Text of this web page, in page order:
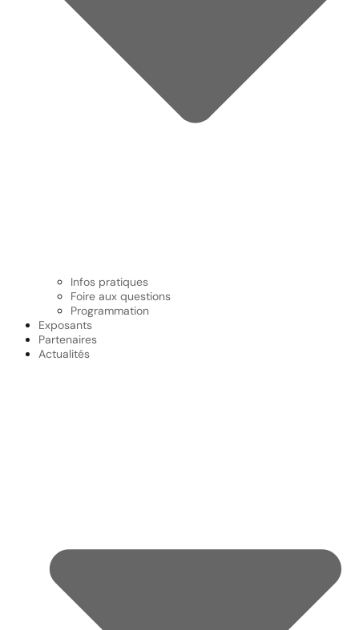
Infos pratiques
Foire aux questions
Programmation
Exposants
Partenaires
Actualités